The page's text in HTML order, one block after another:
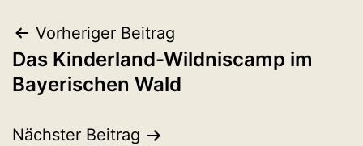
Beitragsnavigation
Vorheriger Beitrag
Das Kinderland-Wildniscamp im
Bayerischen Wald
Nächster Beitrag